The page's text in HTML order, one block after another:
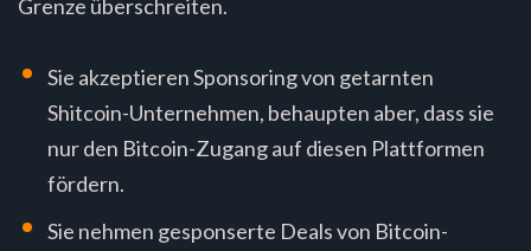
Grenze überschreiten.
Sie akzeptieren Sponsoring von getarnten
Shitcoin-Unternehmen, behaupten aber, dass sie
nur den Bitcoin-Zugang auf diesen Plattformen
fördern.
Sie nehmen gesponserte Deals von Bitcoin-